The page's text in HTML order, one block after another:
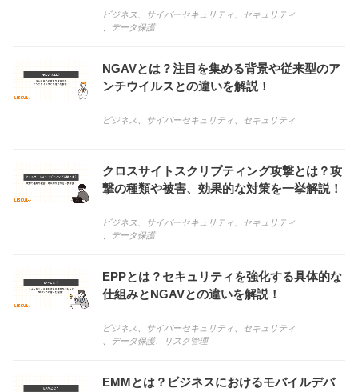
ビジネス サイバーセキュリティ
セキュリティ
データ保護
NGAVとは？注目を集める背景や従来型のア
ンチウイルスとの違いを解説！
ビジネス サイバーセキュリティ セキュリティ
クロスサイトスクリプティング攻撃とは？攻
撃の種類や被害、効果的な対策を一挙解説！
ビジネス サイバーセキュリティ
セキュリティ
データ保護
EPPとは？セキュリティを強化する具体的な
仕組みとNGAVとの違いを解説！
ビジネス サイバーセキュリティ
セキュリティ
データ保護、 リスク管理
EMMとは？ビジネスにおけるモバイルデバ